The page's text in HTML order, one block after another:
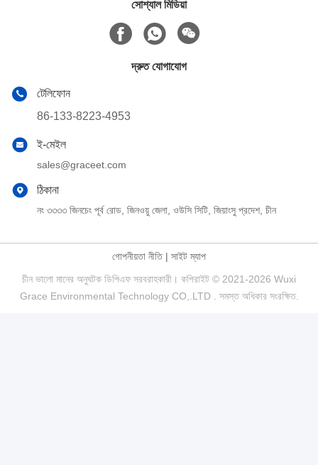
সোশ্যাল মিডিয়া
দ্রুত যোগাযোগ
টেলিফোন
86-133-8223-4953
ই-মেইল
sales@graceet.com
ঠিকানা
নং ৩৩৩৩ জিনচেং পূর্ব রোড, জিনওয়ু জেলা, ওউসি সিটি, জিয়াংসু প্রদেশ, চীন
গোপনীয়তা নীতি| সাইট ম্যাপ
চীন ভালো মানের অনুঘটক ডিপিএফ সরবরাহকারী। কপিরাইট © 2021-2026 Wuxi
Grace Environmental Technology CO,.LTD . সমস্ত অধিকার সংরক্ষিত.